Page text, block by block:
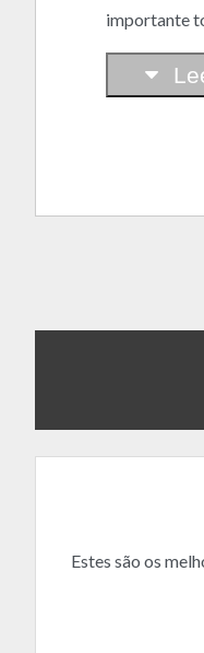
importante
Estes são os